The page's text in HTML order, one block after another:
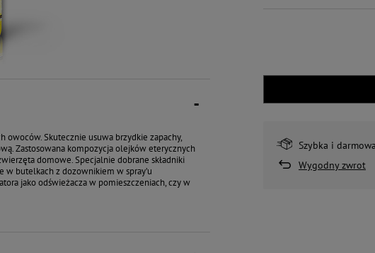
Szybka i
Wygodny zwrot
Skutecznie usuwa brzydkie zapachy,
Zastosowana kompozycja olejków eterycznych
domowe. Specjalnie dobrane składniki
w butelkach z dozownikiem w spray’u
jako odświeżacza w pomieszczeniach, czy w